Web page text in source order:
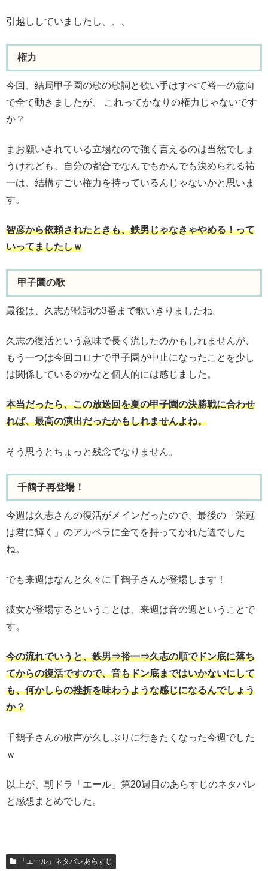
引越ししていましたし、、、
権力
今回、結局甲子園の歌の歌詞と歌い手はすべて裕一の意向
で全て動きましたが、 これってかなりの権力じゃないです
か？
まお願いされている立場なので強く言えるのは当然でしょ
うけれども、自分の都合でなんでもかんでも決められる祐
一は、結構すごい権力を持っているんじゃないかと思いま
す。
智彦から依頼されたときも、鉄男じゃなきゃやめる！って
いってましたしｗ
甲子園の歌
最後は、久志が歌詞の3番まで歌いきりましたね。
久志の復活という意味で長く流したのかもしれませんが、
もう一つは今回コロナで甲子園が中止になったことを少し
は関係しているのかなと個人的には感じました。
本当だったら、この放送回を夏の甲子園の決勝戦に合わせ
れば、最高の演出だったかもしれませんよね。
そう思うとちょっと残念でなりません。
千鶴子再登場！
今週は久志さんの復活がメインだったので、最後の「栄冠
は君に輝く」のアカペラに全てを持ってかれた週でした
ね。
でも来週はなんと久々に千鶴子さんが登場します！
彼女が登場するということは、来週は音の週ということで
す。
今の流れでいうと、鉄男⇒裕一⇒久志の順でドン底に落ち
てからの復活ですので、音もドン底まではいかないにして
も、何かしらの挫折を味わうような感じになるんでしょう
か？
千鶴子さんの歌声が久しぶりに行きたくなった今週でした
ｗ
以上が、朝ドラ「エール」第20週目のあらすじのネタバレ
と感想まとめでした。
「エール」ネタバレあらすじ